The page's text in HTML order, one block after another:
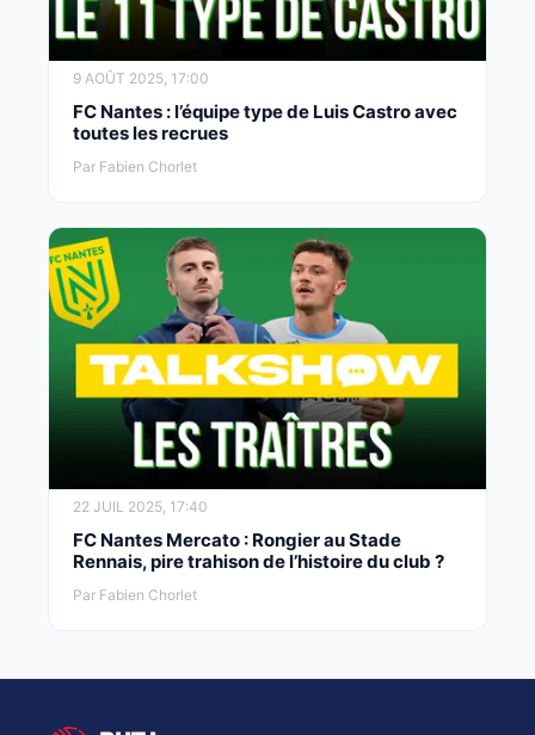
9 AOÛT 2025, 17:00
FC Nantes : l’équipe type de Luis Castro avec
toutes les recrues
Par Fabien Chorlet
22 JUIL 2025, 17:40
FC Nantes Mercato : Rongier au Stade
Rennais, pire trahison de l’histoire du club ?
Par Fabien Chorlet